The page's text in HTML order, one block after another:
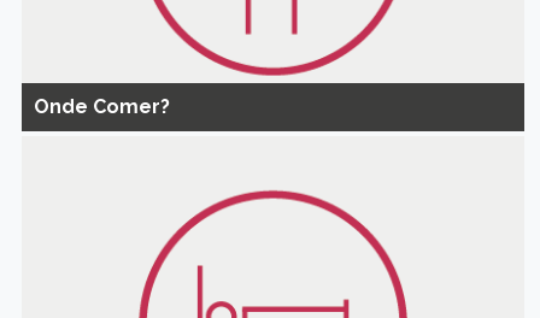
Onde Comer?